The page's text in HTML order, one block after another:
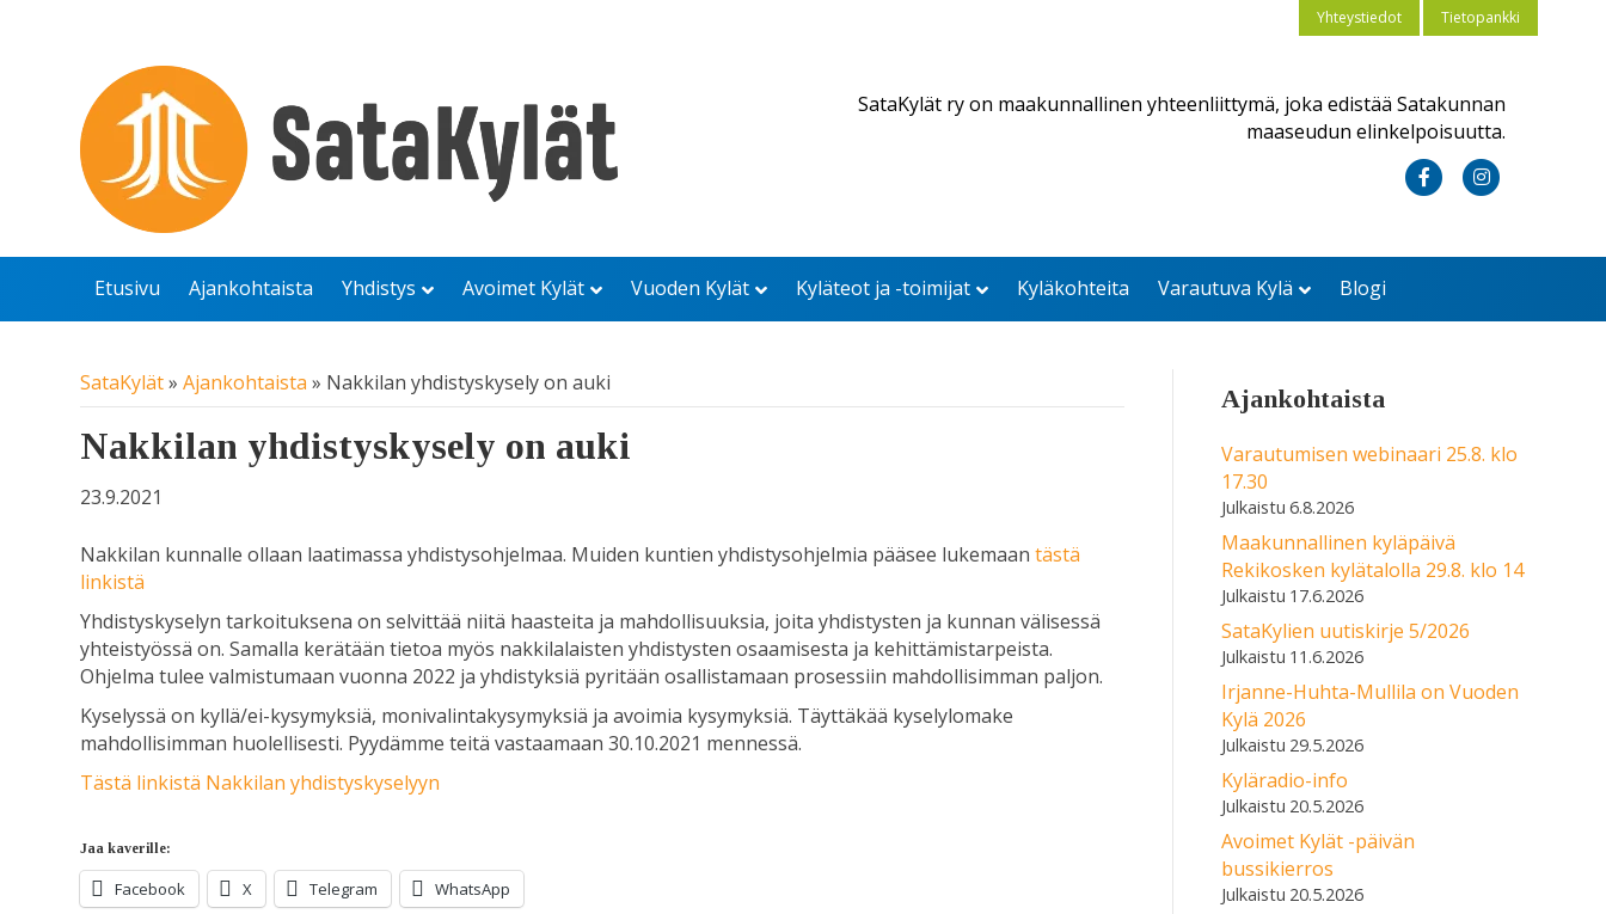
Yhteystiedot Tietopankki
SataKylät ry on maakunnallinen yhteenliittymä, joka edistää Satakunnan
maaseudun elinkelpoisuutta.
c
b
k
s
a
Etusivu Ajankohtaista Yhdistys Avoimet Kylät Vuoden Kylät Kyläteot ja -toimijat Kyläkohteita Varautuva Kylä Blogi
SataKylät»Ajankohtaista » Nakkilan yhdistyskysely on auki
Nakkilan yhdistyskysely on auki
23.9.2021
Nakkilan kunnalle ollaan laatimassa yhdistysohjelmaa. Muiden kuntien yhdistysohjelmia pääsee lukemaantästä
linkistä
Yhdistyskyselyn tarkoituksena on selvittää niitä haasteita ja mahdollisuuksia, joita yhdistysten ja kunnan välisessä
yhteistyössä on. Samalla kerätään tietoa myös nakkilalaisten yhdistysten osaamisesta ja kehittämistarpeista.
Ohjelma tulee valmistumaan vuonna 2022 ja yhdistyksiä pyritään osallistamaan prosessiin mahdollisimman paljon.
Kyselyssä on kyllä/ei-kysymyksiä, monivalintakysymyksiä ja avoimia kysymyksiä. Täyttäkää kyselylomake
mahdollisimman huolellisesti. Pyydämme teitä vastaamaan 30.10.2021 mennessä.
Tästä linkistä Nakkilan yhdistyskyselyyn
Jaa kaverille:
Facebook X Telegram WhatsApp
Ajankohtaista
Varautumisen webinaari 25.8. klo
17.30
6.8.2026
Maakunnallinen kyläpäivä
Rekikosken kylätalolla 29.8. klo 14
17.6.2026
SataKylien uutiskirje 5/2026
11.6.2026
Irjanne-Huhta-Mullila on Vuoden
Kylä 2026
29.5.2026
Kyläradio-info
20.5.2026
Avoimet Kylät -päivän
bussikierros
20.5.2026